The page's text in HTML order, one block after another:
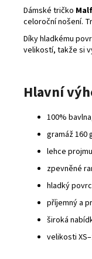
Dámské tričko
celoroční nošení.
Díky hladkému
velikostí, takže si
Hlavní
100%
gramáž 160
lehce
zpevněné
hladký
příjemný a
široká
velikosti